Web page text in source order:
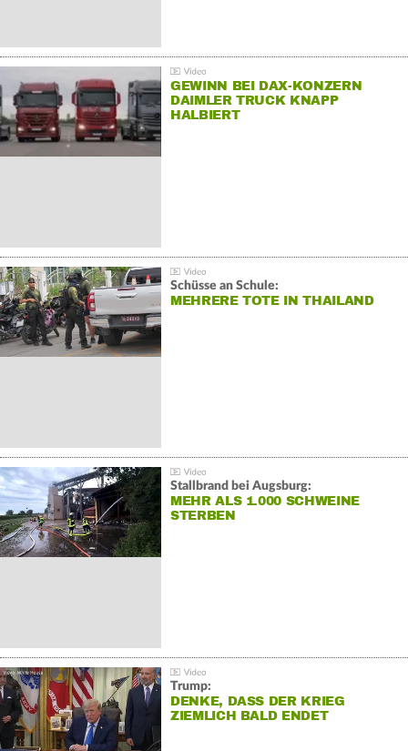
GEWINN BEI DAX-KONZERN
DAIMLER TRUCK KNAPP
HALBIERT
Schüsse an Schule:
MEHRERE TOTE IN THAILAND
Stallbrand bei Augsburg:
MEHR ALS 1.000 SCHWEINE
STERBEN
Trump:
DENKE, DASS DER KRIEG
ZIEMLICH BALD ENDET